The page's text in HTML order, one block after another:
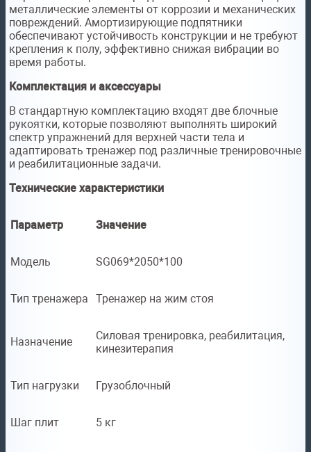
металлические элементы от коррозии и механических
повреждений. Амортизирующие подпятники
обеспечивают устойчивость конструкции и не требуют
крепления к полу, эффективно снижая вибрации во
время работы.
Комплектация и аксессуары
В стандартную комплектацию входят две блочные
рукоятки, которые позволяют выполнять широкий
спектр упражнений для верхней части тела и
адаптировать тренажер под различные тренировочные
и реабилитационные задачи.
Технические характеристики
Параметр Значение
Модель SG069*2050*100
Тип тренажера Тренажер на жим стоя
Назначение
Силовая тренировка, реабилитация,
кинезитерапия
Тип нагрузки Грузоблочный
Шаг плит 5 кг